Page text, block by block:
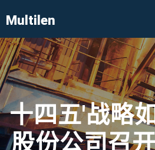
十四五'战略
股份公司召